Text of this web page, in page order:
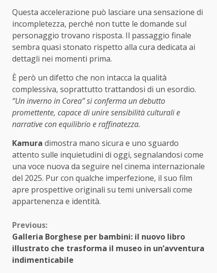
Questa accelerazione può lasciare una sensazione di
incompletezza, perché non tutte le domande sul
personaggio trovano risposta. Il passaggio finale
sembra quasi stonato rispetto alla cura dedicata ai
dettagli nei momenti prima.
È però un difetto che non intacca la qualità
complessiva, soprattutto trattandosi di un esordio.
“Un inverno in Corea” si conferma un debutto
promettente, capace di unire sensibilità culturali e
narrative con equilibrio e raffinatezza.
Kamura dimostra mano sicura e uno sguardo
attento sulle inquietudini di oggi, segnalandosi come
una voce nuova da seguire nel cinema internazionale
del 2025. Pur con qualche imperfezione, il suo film
apre prospettive originali su temi universali come
appartenenza e identità.
Continue
Reading
Previous:
Galleria Borghese per bambini: il nuovo libro
illustrato che trasforma il museo in un’avventura
indimenticabile